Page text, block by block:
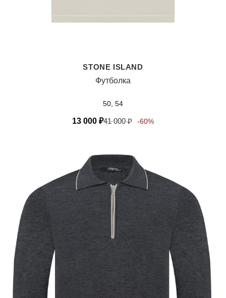
STONE ISLAND
Футболка
50, 54
13 000 ₽41 000₽ -60%